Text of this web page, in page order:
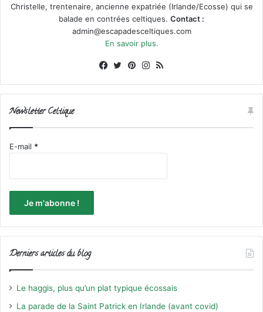
Christelle, trentenaire, ancienne expatriée (Irlande/Ecosse) qui se
balade en contrées celtiques. Contact :
admin@escapadesceltiques.com
En savoir plus.
Facebook
X PinterestInstagram
Newsletter Celtique
E-mail *
Derniers articles du blog
Le haggis, plus qu’un plat typique écossais
La parade de la Saint Patrick en Irlande (avant covid)